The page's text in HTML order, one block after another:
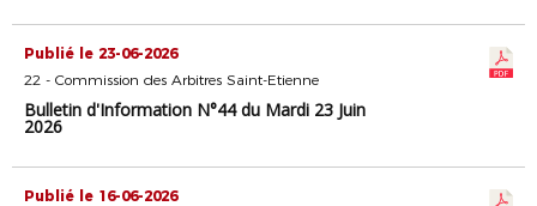
Publié le 23-06-2026
22 - Commission des Arbitres Saint-Etienne
Bulletin d'Information N°44 du Mardi 23 Juin
2026
Publié le 16-06-2026